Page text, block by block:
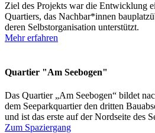
Ziel des Projekts war die Entwicklung
Quartiers, das Nachbar*innen
deren Selbstorganisation unterstützt.
Mehr erfahren
Quartier "Am Seebogen"
Das Quartier „Am Seebogen“ bildet
dem Seeparkquartier den dritten
und ist das erste auf der Nordseite des
Zum Spaziergang